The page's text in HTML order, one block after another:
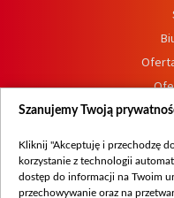
Procedura
Szanujemy Twoją
Kliknij "Akceptuję i przechodzę
korzystanie z technologii
dostęp do informacji na Twoim
przechowywanie oraz na